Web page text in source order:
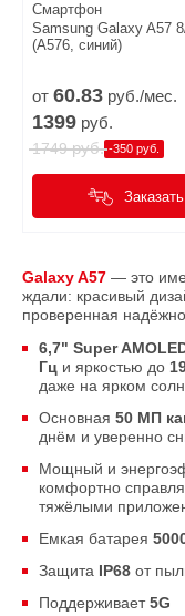
Смартфон
Samsung Galaxy A57
(A576, синий)
от 60.83 руб./мес.
1399 руб.
1749руб. -350 руб.
Заказать
Galaxy A57 — это
ждали: красивый
проверенная
6,7" Super
Гц и яркостью до
даже на ярком
Основная 50 МП
днём и уверенно
Мощный и
комфортно
тяжёлыми
Емкая батарея
Защита IP68 от
Поддерживает5G